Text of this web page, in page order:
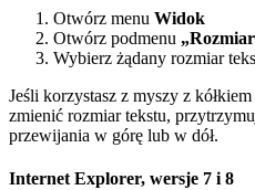
Otwórz menu Widok
Otwórz podmenu
Wybierz żądany rozmiar
Jeśli korzystasz z myszy z
zmienić rozmiar tekstu,
przewijania w górę lub w dół.
Internet Explorer, wersje 7 i 8